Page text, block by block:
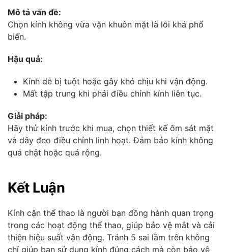
Mô tả vấn đề:
Chọn kính không vừa vặn khuôn mặt là lỗi khá phổ
biến.
Hậu quả:
Kính dễ bị tuột hoặc gây khó chịu khi vận động.
Mất tập trung khi phải điều chỉnh kính liên tục.
Giải pháp:
Hãy thử kính trước khi mua, chọn thiết kế ôm sát mặt
và dây đeo điều chỉnh linh hoạt. Đảm bảo kính không
quá chật hoặc quá rộng.
Kết Luận
Kính cận thể thao là người bạn đồng hành quan trọng
trong các hoạt động thể thao, giúp bảo vệ mắt và cải
thiện hiệu suất vận động. Tránh 5 sai lầm trên không
chỉ giúp bạn sử dụng kính đúng cách mà còn bảo vệ